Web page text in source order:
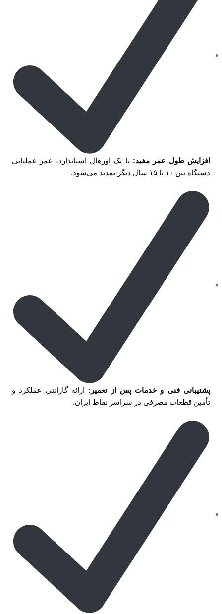
افزایش طول عمر مفید: با یک اورهال استاندارد، عمر عملیاتی
دستگاه بین ۱۰ تا ۱۵ سال دیگر تمدید می‌شود.
پشتیبانی فنی و خدمات پس از تعمیر: ارائه گارانتی عملکرد و
تأمین قطعات مصرفی در سراسر نقاط ایران.